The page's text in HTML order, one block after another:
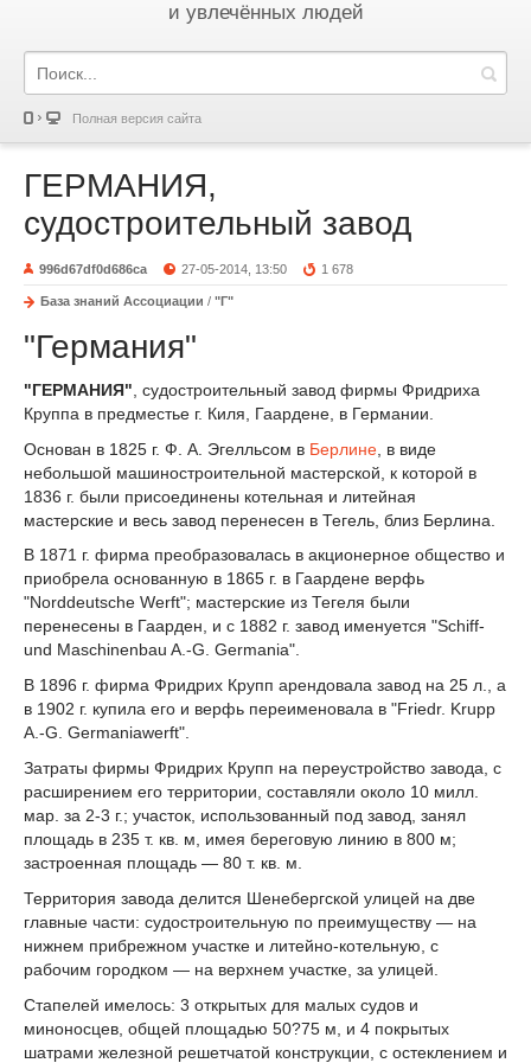
и увлечённых людей
Полная версия сайта
ГЕРМАНИЯ,
судостроительный завод
996d67df0d686ca 27-05-2014, 13:50 1 678
База знаний Ассоциации / "Г"
"Германия"
"ГЕРМАНИЯ" , судостроительный завод фирмы Фридриха
Круппа в предместье г. Киля, Гаардене, в Германии.
Основан в 1825 г. Ф. А. Эгелльсом в Берлине , в виде
небольшой машиностроительной мастерской, к которой в
1836 г. были присоединены котельная и литейная
мастерские и весь завод перенесен в Тегель, близ Берлина.
В 1871 г. фирма преобразовалась в акционерное общество и
приобрела основанную в 1865 г. в Гаардене верфь
"Norddeutsche Werft"; мастерские из Тегеля были
перенесены в Гаарден, и с 1882 г. завод именуется "Schiff-
und Maschinenbau A.-G. Germania".
В 1896 г. фирма Фридрих Крупп арендовала завод на 25 л., а
в 1902 г. купила его и верфь переименовала в "Friedr. Krupp
A.-G. Germaniawerft".
Затраты фирмы Фридрих Крупп на переустройство завода, с
расширением его территории, составляли около 10 милл.
мар. за 2-3 г.; участок, использованный под завод, занял
площадь в 235 т. кв. м, имея береговую линию в 800 м;
застроенная площадь — 80 т. кв. м.
Территория завода делится Шенебергской улицей на две
главные части: судостроительную по преимуществу — на
нижнем прибрежном участке и литейно-котельную, с
рабочим городком — на верхнем участке, за улицей.
Стапелей имелось: 3 открытых для малых судов и
миноносцев, общей площадью 50?75 м, и 4 покрытых
шатрами железной решетчатой конструкции, с остеклением и